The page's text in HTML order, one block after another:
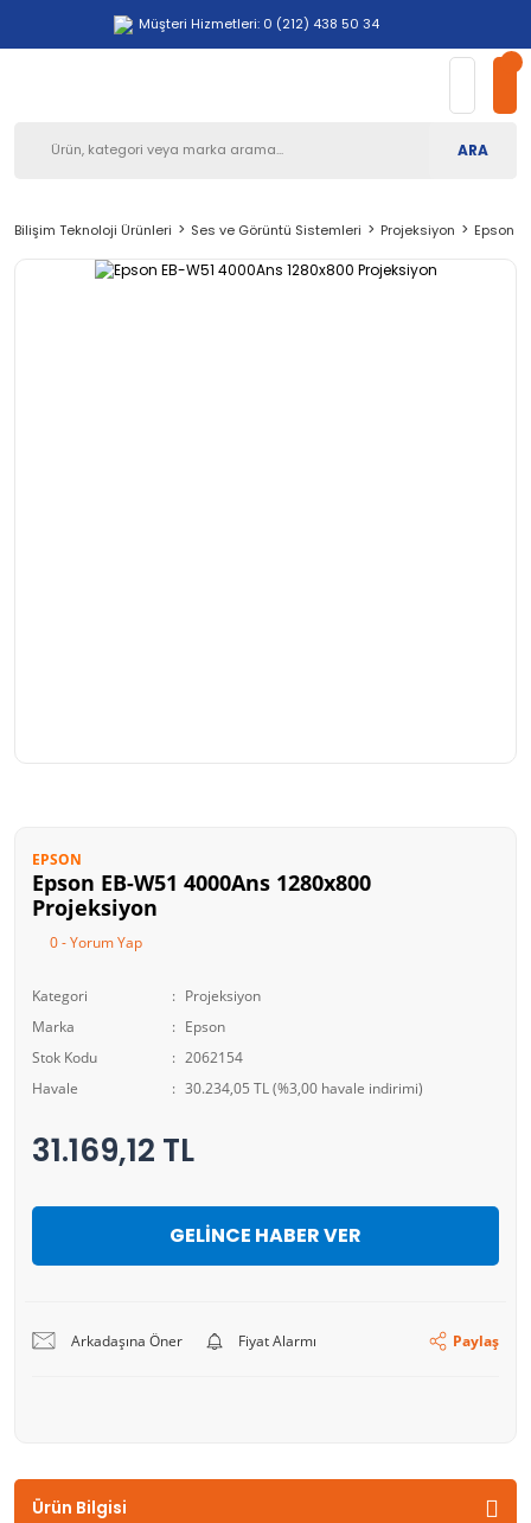
Müşteri Hizmetleri: 0 (212) 438 50 34
ARA
Bilişim Teknoloji Ürünleri Ses ve Görüntü Sistemleri Projeksiyon Epson
EPSON
Epson EB-W51 4000Ans 1280x800
Projeksiyon
0 - Yorum Yap
Kategori
Projeksiyon
Marka
Epson
Stok Kodu
2062154
Havale
30.234,05 TL (%3,00 havale indirimi)
31.169,12 TL
GELİNCE HABER VER
Arkadaşına Öner Fiyat Alarmı Paylaş
Ürün Bilgisi